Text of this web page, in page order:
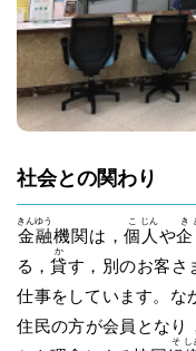
社会との関わり
金
きん
融
ゆう
機関は，個
こ
人
じん
や企
き
る，貸
か
す，別のお客さ
仕事をしています。な
住民の方が会員となり
そ し